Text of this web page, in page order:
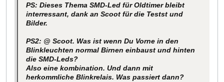
PS: Dieses Thema SMD-Led für Oldtimer bleibt
interressant, dank an Scoot für die Testst und
Bilder.
PS2: @ Scoot. Was ist wenn Du Vorne in den
Blinkleuchten normal Birnen einbaust und hinten
die SMD-Leds?
Also eine kombination. Und dann mit
herkommliche Blinkrelais. Was passiert dann?